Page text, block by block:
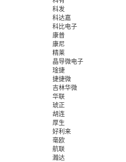
科发
科达嘉
科比电子
康普
康尼
精莱
晶导微电子
琻捷
捷捷微
吉林华微
华联
琥正
胡连
厚生
好利来
毫欧
航联
瀚达